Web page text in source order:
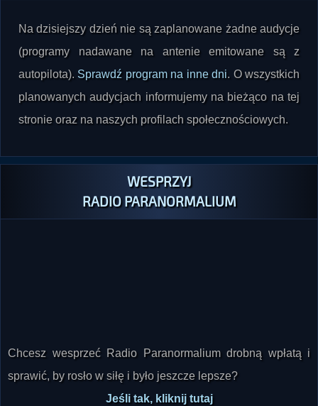
Na dzisiejszy dzień nie są zaplanowane żadne audycje
(programy nadawane na antenie emitowane są z
autopilota). Sprawdź program na inne dni. O wszystkich
planowanych audycjach informujemy na bieżąco na tej
stronie oraz na naszych profilach społecznościowych.
WESPRZYJ
RADIO PARANORMALIUM
Chcesz wesprzeć Radio Paranormalium drobną wpłatą i
sprawić, by rosło w siłę i było jeszcze lepsze?
Jeśli tak, kliknij tutaj